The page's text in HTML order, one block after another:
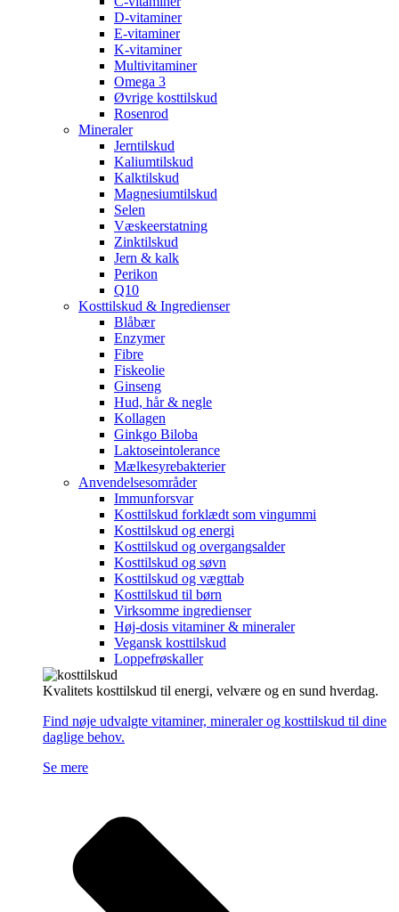
D-vitaminer
E-vitaminer
K-vitaminer
Multivitaminer
Omega 3
Øvrige kosttilskud
Rosenrod
Mineraler
Jerntilskud
Kaliumtilskud
Kalktilskud
Magnesiumtilskud
Selen
Væskeerstatning
Zinktilskud
Jern & kalk
Perikon
Q10
Kosttilskud & Ingredienser
Blåbær
Enzymer
Fibre
Fiskeolie
Ginseng
Hud, hår & negle
Kollagen
Ginkgo Biloba
Laktoseintolerance
Mælkesyrebakterier
Anvendelsesområder
Immunforsvar
Kosttilskud forklædt som vingummi
Kosttilskud og energi
Kosttilskud og overgangsalder
Kosttilskud og søvn
Kosttilskud og vægttab
Kosttilskud til børn
Virksomme ingredienser
Høj-dosis vitaminer & mineraler
Vegansk kosttilskud
Loppefrøskaller
Kvalitets kosttilskud til energi, velvære og en sund hverdag.
Find nøje udvalgte vitaminer, mineraler og kosttilskud til dine
daglige behov.
Se mere